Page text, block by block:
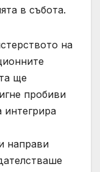
в събота.
на
ще
пробиви
интегрира
направи